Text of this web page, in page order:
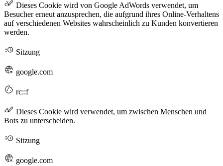
Dieses Cookie wird von Google AdWords verwendet, um
Besucher erneut anzusprechen, die aufgrund ihres Online-Verhaltens
auf verschiedenen Websites wahrscheinlich zu Kunden konvertieren
werden.
Sitzung
google.com
rc::f
Dieses Cookie wird verwendet, um zwischen Menschen und
Bots zu unterscheiden.
Sitzung
google.com